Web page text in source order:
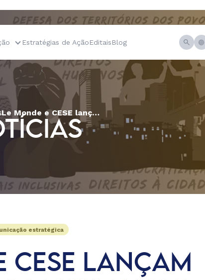
Estratégias de AçãoEditaisBlog
Le Monde e CESE lançam podcast “Bem viver nas cidades”
estratégica
CESE LANÇAM